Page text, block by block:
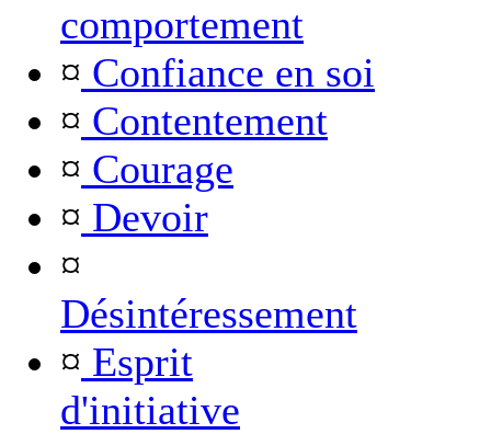
comportement
¤ Confiance en soi
¤ Contentement
¤ Courage
¤ Devoir
¤
Désintéressement
¤ Esprit
d'initiative